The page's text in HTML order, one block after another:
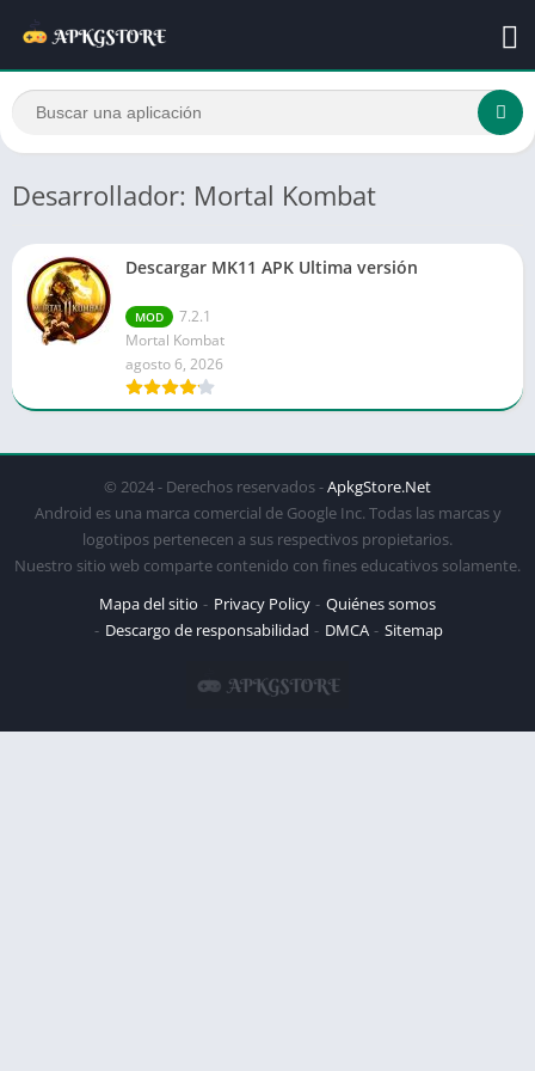
Desarrollador: Mortal Kombat
Descargar MK11 APK Ultima versión
MOD
7.2.1
Mortal Kombat
agosto 6, 2026
© 2024 - Derechos reservados -ApkgStore.Net
Android es una marca comercial de Google Inc. Todas las marcas y
logotipos pertenecen a sus respectivos propietarios.
Nuestro sitio web comparte contenido con fines educativos solamente.
Mapa del sitio
Privacy Policy
Quiénes somos
Descargo de responsabilidad
DMCA Sitemap